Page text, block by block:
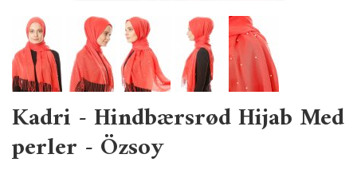
Kadri - Hindbærsrød Hijab Med
perler - Özsoy